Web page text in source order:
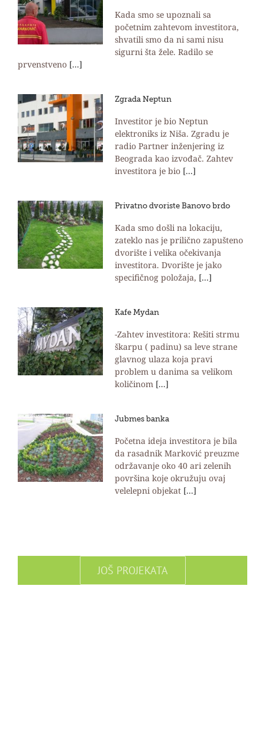
Kada smo se upoznali sa
početnim zahtevom investitora,
shvatili smo da ni sami nisu
sigurni šta žele. Radilo se
prvenstveno [...]
Zgrada Neptun
Investitor je bio Neptun
elektroniks iz Niša. Zgradu je
radio Partner inženjering iz
Beograda kao izvođač. Zahtev
investitora je bio [...]
Privatno dvoriste Banovo brdo
Kada smo došli na lokaciju,
zateklo nas je prilično zapušteno
dvorište i velika očekivanja
investitora. Dvorište je jako
specifičnog položaja, [...]
Kafe Mydan
-Zahtev investitora: Rešiti strmu
škarpu ( padinu) sa leve strane
glavnog ulaza koja pravi
problem u danima sa velikom
količinom [...]
Jubmes banka
Početna ideja investitora je bila
da rasadnik Marković preuzme
održavanje oko 40 ari zelenih
površina koje okružuju ovaj
velelepni objekat [...]
JOŠ PROJEKATA